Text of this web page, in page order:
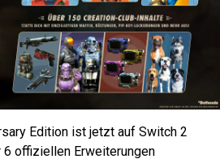
Edition ist jetzt auf Switch 2
offiziellen Erweiterungen